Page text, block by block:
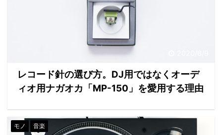
レコード針の選び方。DJ用ではなくオーデ
ィオ用ナガオカ「MP-150」を愛用する理由
モノ 音楽